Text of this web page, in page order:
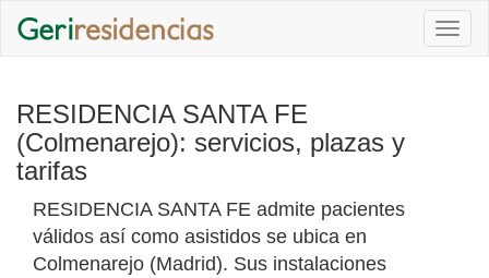
RESIDENCIA SANTA FE
(Colmenarejo): servicios, plazas y
tarifas
RESIDENCIA SANTA FE admite pacientes
válidos así como asistidos se ubica en
Colmenarejo (Madrid). Sus instalaciones